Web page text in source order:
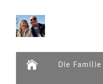
Die Familie